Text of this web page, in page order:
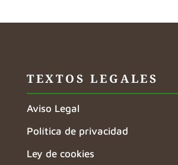
TEXTOS LEGALES
Aviso Legal
Política de privacidad
Ley de cookies